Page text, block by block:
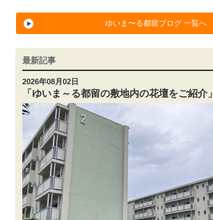
ゆいま〜る都留ブログ 一覧へ
最新記事
2026年08月02日
「ゆいま～る都留の敷地内の花壇をご紹介」